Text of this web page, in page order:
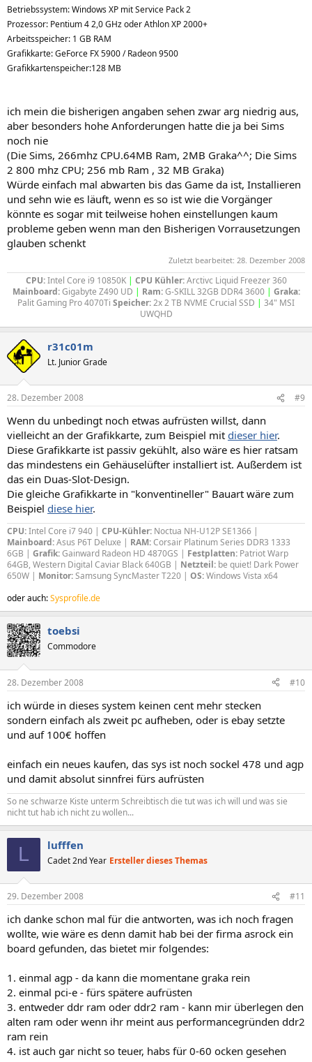
Betriebssystem: Windows XP mit Service Pack 2
Prozessor: Pentium 4 2,0 GHz oder Athlon XP 2000+
Arbeitsspeicher: 1 GB RAM
Grafikkarte: GeForce FX 5900 / Radeon 9500
Grafikkartenspeicher:128 MB
ich mein die bisherigen angaben sehen zwar arg niedrig aus,
aber besonders hohe Anforderungen hatte die ja bei Sims
noch nie
(Die Sims, 266mhz CPU.64MB Ram, 2MB Graka^^; Die Sims
2 800 mhz CPU; 256 mb Ram , 32 MB Graka)
Würde einfach mal abwarten bis das Game da ist, Installieren
und sehn wie es läuft, wenn es so ist wie die Vorgänger
könnte es sogar mit teilweise hohen einstellungen kaum
probleme geben wenn man den Bisherigen Vorrausetzungen
glauben schenkt
Zuletzt bearbeitet: 28. Dezember 2008
CPU:Intel Core i9 10850K | CPU Kühler:Arctivc Liquid Freezer 360
Mainboard:Gigabyte Z490 UD | Ram:G-SKILL 32GB DDR4 3600 | Graka:
Palit Gaming Pro 4070Ti Speicher:2x 2 TB NVME Crucial SSD | 34" MSI
UWQHD​
r31c01m
Lt. Junior Grade
28. Dezember 2008 #9
Wenn du unbedingt noch etwas aufrüsten willst, dann
vielleicht an der Grafikkarte, zum Beispiel mit dieser hier.
Diese Grafikkarte ist passiv gekühlt, also wäre es hier ratsam
das mindestens ein Gehäuselüfter installiert ist. Außerdem ist
das ein Duas-Slot-Design.
Die gleiche Grafikkarte in "konventineller" Bauart wäre zum
Beispiel diese hier.
CPU:Intel Core i7 940 | CPU-Kühler: Noctua NH-U12P SE1366 |
Mainboard:Asus P6T Deluxe | RAM:Corsair Platinum Series DDR3 1333
6GB | Grafik:Gainward Radeon HD 4870GS | Festplatten: Patriot Warp
64GB, Western Digital Caviar Black 640GB | Netzteil: be quiet! Dark Power
650W | Monitor:Samsung SyncMaster T220 | OS:Windows Vista x64
oder auch:Sysprofile.de
toebsi
Commodore
28. Dezember 2008 #10
ich würde in dieses system keinen cent mehr stecken
sondern einfach als zweit pc aufheben, oder is ebay setzte
und auf 100€ hoffen
einfach ein neues kaufen, das sys ist noch sockel 478 und agp
und damit absolut sinnfrei fürs aufrüsten
So ne schwarze Kiste unterm Schreibtisch die tut was ich will und was sie
nicht tut hab ich nicht zu wollen...
L lufffen
Cadet 2nd Year Ersteller dieses Themas
29. Dezember 2008 #11
ich danke schon mal für die antworten, was ich noch fragen
wollte, wie wäre es denn damit hab bei der firma asrock ein
board gefunden, das bietet mir folgendes:
1. einmal agp - da kann die momentane graka rein
2. einmal pci-e - fürs spätere aufrüsten
3. entweder ddr ram oder ddr2 ram - kann mir überlegen den
alten ram oder wenn ihr meint aus performancegründen ddr2
ram rein
4. ist auch gar nicht so teuer, habs für 0-60 ocken gesehen